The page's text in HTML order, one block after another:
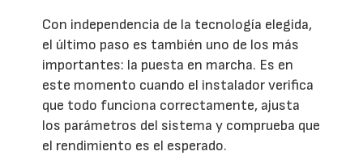
Con independencia de la tecnología elegida,
el último paso es también uno de los más
importantes: la puesta en marcha. Es en
este momento cuando el instalador verifica
que todo funciona correctamente, ajusta
los parámetros del sistema y comprueba que
el rendimiento es el esperado.